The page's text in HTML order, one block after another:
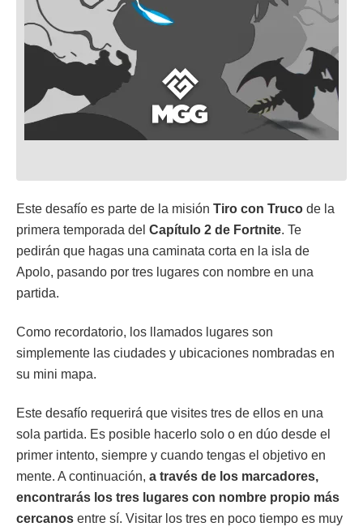
Este desafío es parte de la misión Tiro con Truco de la
primera temporada del Capítulo 2 de Fortnite. Te
pedirán que hagas una caminata corta en la isla de
Apolo, pasando por tres lugares con nombre en una
partida.
Como recordatorio, los llamados lugares son
simplemente las ciudades y ubicaciones nombradas en
su mini mapa.
Este desafío requerirá que visites tres de ellos en una
sola partida. Es posible hacerlo solo o en dúo desde el
primer intento, siempre y cuando tengas el objetivo en
mente. A continuación, a través de los marcadores,
encontrarás los tres lugares con nombre propio más
cercanos entre sí. Visitar los tres en poco tiempo es muy